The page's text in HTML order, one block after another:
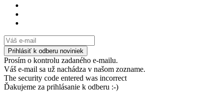
Prosím o kontrolu zadaného e-mailu.
Váš e-mail sa už nachádza v našom zozname.
The security code entered was incorrect
Ďakujeme za prihlásanie k odberu :-)